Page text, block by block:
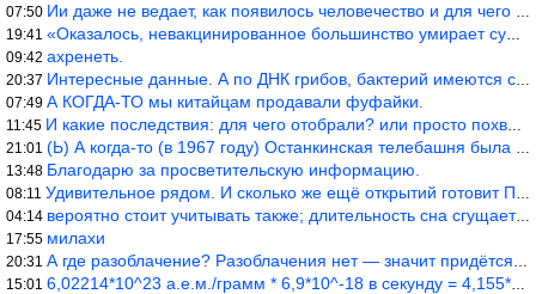
07:50 Ии даже не ведает, как появилось человечество и для чего оно сущ
19:41 «Оказалось, невакцинированное большинство умирает существенно ча
09:42 ахренеть.
20:37 Интересные данные. А по ДНК грибов, бактерий имеются сведения из
07:49 А КОГДА-ТО мы китайцам продавали фуфайки.
11:45 И какие последствия: для чего отобрали? или просто похвастались.
21:01 (Ь) А когда-то (в 1967 году) Останкинская телебашня была самым в
13:48 Благодарю за просветительскую информацию.
08:11 Удивительное рядом. И сколько же ещё открытий готовит Просвещень
04:14 вероятно стоит учитывать также; длительность сна сгущает кровото
17:55 милахи
20:31 А где разоблачение? Разоблачения нет — значит придётся принять к
15:01 6,02214*10^23 а.е.м./грамм * 6,9*10^-18 в секунду = 4,155*10^6 а